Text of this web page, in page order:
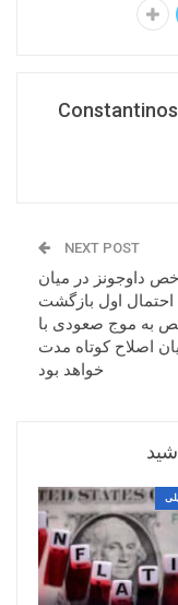
NEXT POST
داوجونز در میان
اول بازگشت
به موج صعودی با
اصلاح کوتاه مدت
خواهد بود